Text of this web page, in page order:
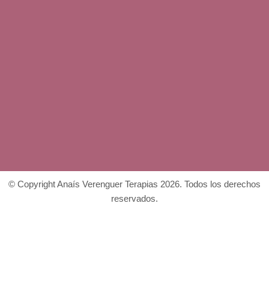
© Copyright Anaís Verenguer Terapias 2026. Todos los derechos
reservados.